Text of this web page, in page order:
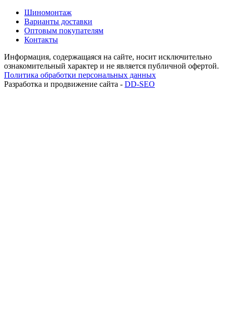
Шиномонтаж
Варианты доставки
Оптовым покупателям
Контакты
Информация, содержащаяся на сайте, носит исключительно
ознакомительный характер и не является публичной офертой.
Политика обработки персональных данных
Разработка и продвижение сайта - DD-SEO